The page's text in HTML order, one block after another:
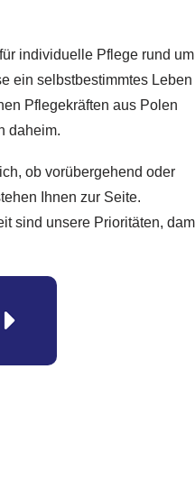
individuelle Pflege rund
ein selbstbestimmtes Leben
Pflegekräften aus Polen
daheim.
ob vorübergehend oder
Ihnen zur Seite.
sind unsere Prioritäten,